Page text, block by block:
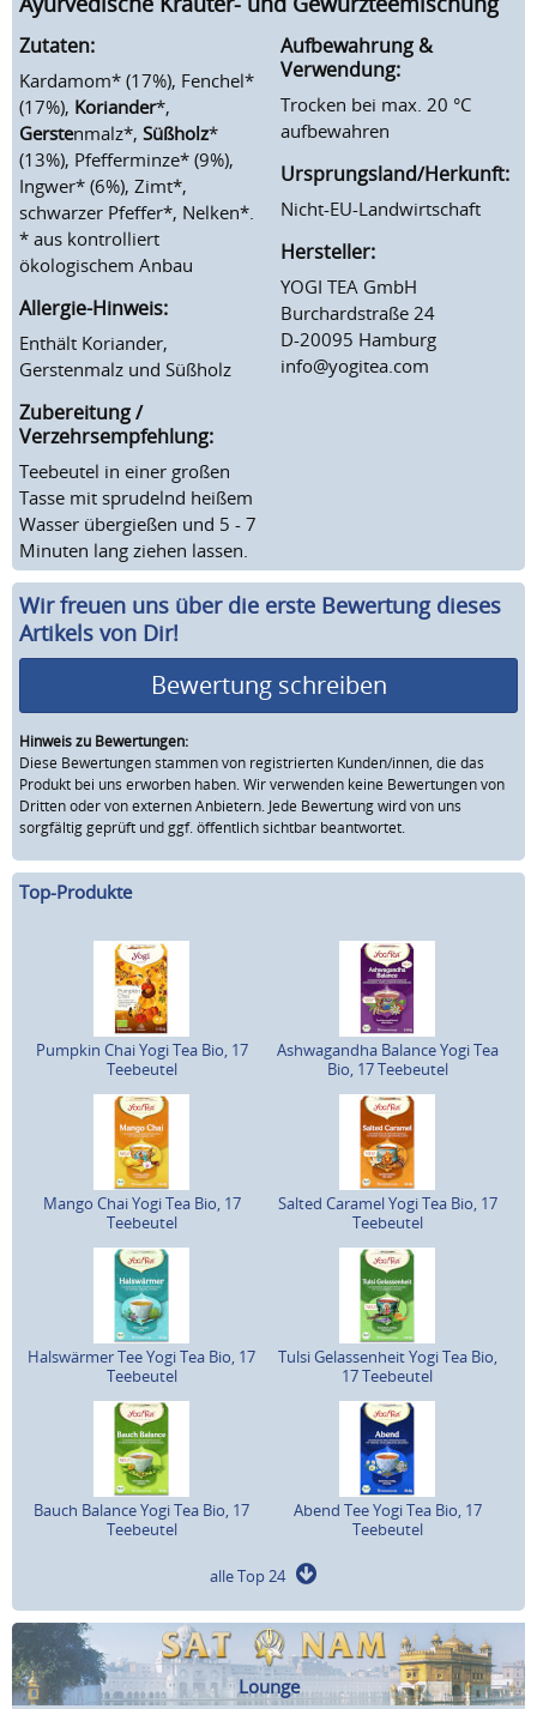
Zutaten:
Kardamom* (17%), Fenchel*
(17%), Koriander*,
Gerstenmalz*, Süßholz*
(13%), Pfefferminze* (9%),
Ingwer* (6%), Zimt*,
schwarzer Pfeffer*, Nelken*.
* aus kontrolliert
ökologischem Anbau
Allergie-Hinweis:
Enthält Koriander,
Gerstenmalz und Süßholz
Zubereitung /
Verzehrsempfehlung:
Teebeutel in einer großen
Tasse mit sprudelnd heißem
Wasser übergießen und 5 - 7
Minuten lang ziehen lassen.
Aufbewahrung &
Verwendung:
Trocken bei max. 20 °C
aufbewahren
Ursprungsland/Herkunft:
Nicht-EU-Landwirtschaft
Hersteller:
YOGI TEA GmbH
Burchardstraße 24
D-20095 Hamburg
info@yogitea.com
Wir freuen uns über die erste Bewertung dieses
Artikels von Dir!
Bewertung schreiben
Hinweis zu Bewertungen:
Diese Bewertungen stammen von registrierten Kunden/innen, die das
Produkt bei uns erworben haben. Wir verwenden keine Bewertungen von
Dritten oder von externen Anbietern. Jede Bewertung wird von uns
sorgfältig geprüft und ggf. öffentlich sichtbar beantwortet.
Top-Produkte
Pumpkin Chai Yogi Tea Bio, 17
Teebeutel
Ashwagandha Balance Yogi Tea
Bio, 17 Teebeutel
Mango Chai Yogi Tea Bio, 17
Teebeutel
Salted Caramel Yogi Tea Bio, 17
Teebeutel
Halswärmer Tee Yogi Tea Bio, 17
Teebeutel
Tulsi Gelassenheit Yogi Tea Bio,
17 Teebeutel
Bauch Balance Yogi Tea Bio, 17
Teebeutel
Abend Tee Yogi Tea Bio, 17
Teebeutel
alle Top 24
Lounge